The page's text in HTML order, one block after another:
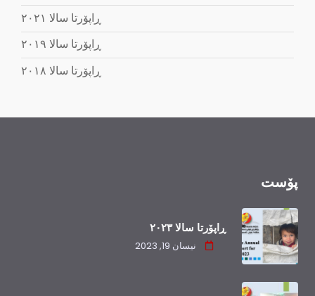
ڕاپۆرتا سالا ٢٠٢١
ڕاپۆرتا سالا ٢٠١٩
ڕاپۆرتا سالا ٢٠١٨
پۆست
ڕاپۆرتا سالا ٢٠٢٣
نیسان 19, 2023